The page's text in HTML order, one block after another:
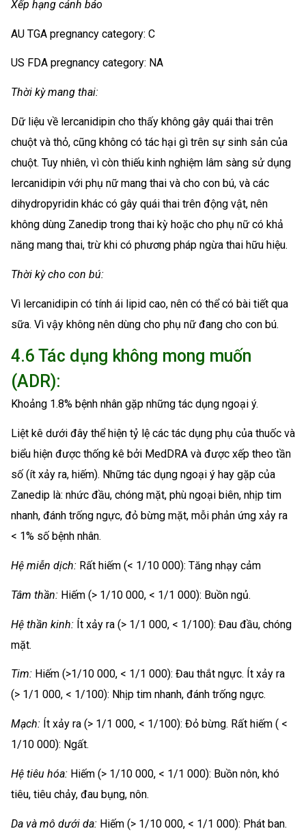
Xếp hạng cảnh báo
AU TGA pregnancy category: C
US FDA pregnancy category: NA
Thời kỳ mang thai:
Dữ liệu về lercanidipin cho thấy không gây quái thai trên
chuột và thỏ, cũng không có tác hại gì trên sự sinh sản của
chuột. Tuy nhiên, vì còn thiếu kinh nghiệm lâm sàng sử dụng
lercanidipin với phụ nữ mang thai và cho con bú, và các
dihydropyridin khác có gây quái thai trên động vật, nên
không dùng Zanedip trong thai kỳ hoặc cho phụ nữ có khả
năng mang thai, trừ khi có phương pháp ngừa thai hữu hiệu.
Thời kỳ cho con bú:
Vì lercanidipin có tính ái lipid cao, nên có thể có bài tiết qua
sữa. Vì vậy không nên dùng cho phụ nữ đang cho con bú.
4.6 Tác dụng không mong muốn
(ADR):
Khoảng 1.8% bệnh nhân gặp những tác dụng ngoại ý.
Liệt kê dưới đây thể hiện tỷ lệ các tác dụng phụ của thuốc và
biểu hiện được thống kê bởi MedDRA và được xếp theo tần
số (ít xảy ra, hiếm). Những tác dụng ngoại ý hay gặp của
Zanedip là: nhức đầu, chóng mặt, phù ngoại biên, nhịp tim
nhanh, đánh trống ngực, đỏ bừng mặt, mỗi phản ứng xảy ra
< 1% số bệnh nhân.
Hệ miễn dịch: Rất hiếm (< 1/10 000): Tăng nhạy cảm
Tâm thần: Hiếm (> 1/10 000, < 1/1 000): Buồn ngủ.
Hệ thần kinh: Ít xảy ra (> 1/1 000, < 1/100): Đau đầu, chóng
mặt.
Tim: Hiếm (>1/10 000, < 1/1 000): Đau thắt ngực. Ít xảy ra
(> 1/1 000, < 1/100): Nhịp tim nhanh, đánh trống ngực.
Mạch: Ít xảy ra (> 1/1 000, < 1/100): Đỏ bừng. Rất hiếm ( <
1/10 000): Ngất.
Hệ tiêu hóa: Hiếm (> 1/10 000, < 1/1 000): Buồn nôn, khó
tiêu, tiêu chảy, đau bụng, nôn.
Da và mô dưới da: Hiếm (> 1/10 000, < 1/1 000): Phát ban.